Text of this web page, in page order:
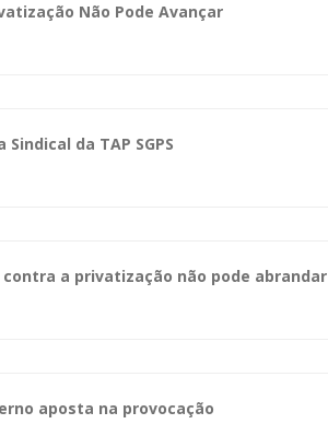
Não Pode Avançar
da TAP SGPS
contra a privatização não pode abrandar
aposta na provocação